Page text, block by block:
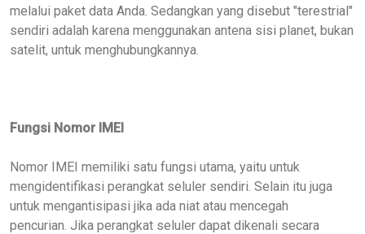
melalui paket data Anda. Sedangkan yang disebut "terestrial"
sendiri adalah karena menggunakan antena sisi planet, bukan
satelit, untuk menghubungkannya
Fungsi Nomor IMEI
Nomor IMEI memiliki satu fungsi utama, yaitu untuk
mengidentifikasi perangkat seluler sendiri Selain itu juga
untuk mengantisipasi jika ada niat atau mencegah
pencurian. Jika perangkat seluler dapat dikenali secara